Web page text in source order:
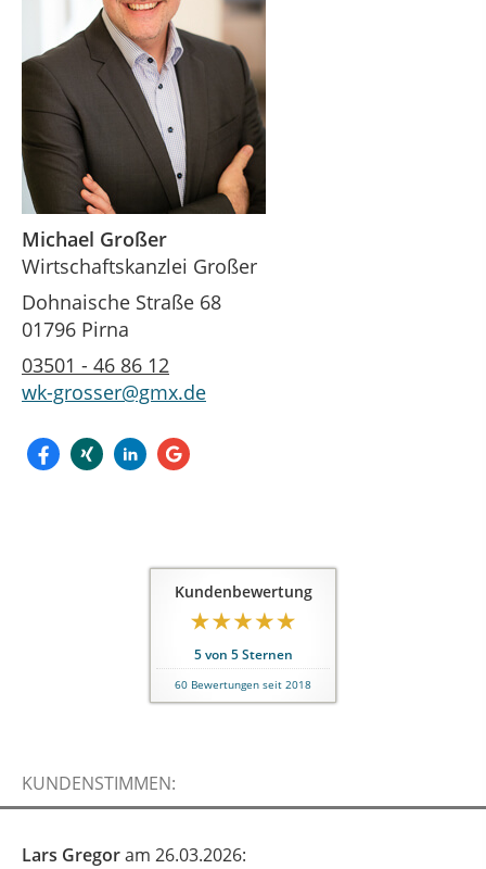
Michael Großer
Wirtschaftskanzlei Großer
Dohnaische Straße 68
01796 Pirna
03501 - 46 86 12
wk-grosser@gmx.de
Kundenbewertung
5von 5Sternen
60 Bewertungen seit 2018
KUNDENSTIMMEN:
Lars Gregoram 26.03.2026: